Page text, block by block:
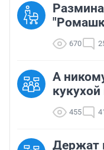
670
А
455
Держат